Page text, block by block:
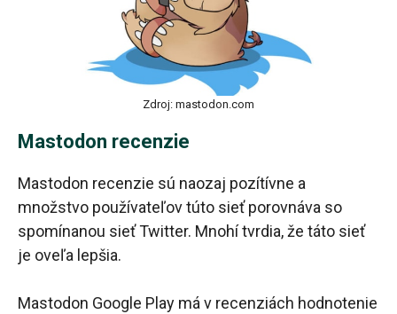
Zdroj: mastodon.com
Mastodon recenzie
Mastodon recenzie sú naozaj pozítívne a
množstvo používateľov túto sieť porovnáva so
spomínanou sieť Twitter. Mnohí tvrdia, že táto sieť
je oveľa lepšia.
Mastodon Google Play má v recenziách hodnotenie